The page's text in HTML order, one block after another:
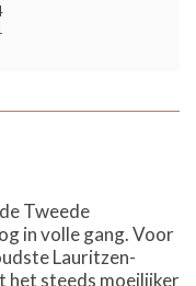
Tweede
in volle gang. Voor
Lauritzen-
het steeds moeilijker